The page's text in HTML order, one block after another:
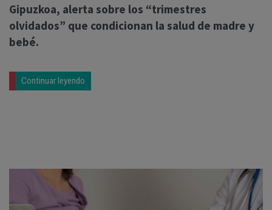
Gipuzkoa, alerta sobre los “trimestres
olvidados” que condicionan la salud de madre y
bebé.
Continuar leyendo